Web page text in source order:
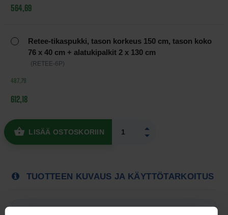
564,69
Retee-tikaspukki, tason korkeus 150 cm, tason koko
76 x 40 cm + alatukipalkit 2 x 130 cm
(RETEE-6P)
487,79
612,18
LISÄÄ OSTOSKORIIN
TUOTTEEN KUVAUS JA KÄYTTÖTARKOITUS